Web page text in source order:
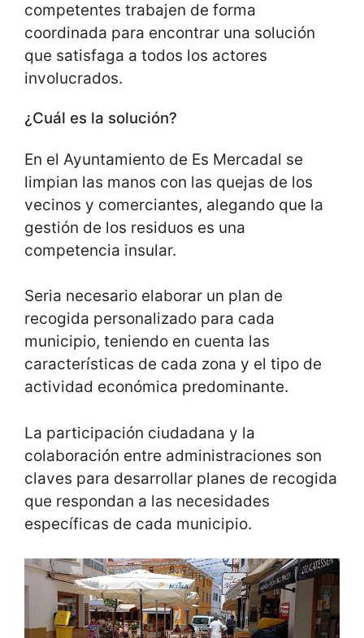
competentes trabajen de forma
coordinada para encontrar una solución
que satisfaga a todos los actores
involucrados.
¿Cuál es la solución?
En el Ayuntamiento de Es Mercadal se
limpian las manos con las quejas de los
vecinos y comerciantes, alegando que la
gestión de los residuos es una
competencia insular.
Seria necesario elaborar un plan de
recogida personalizado para cada
municipio, teniendo en cuenta las
características de cada zona y el tipo de
actividad económica predominante.
La participación ciudadana y la
colaboración entre administraciones son
claves para desarrollar planes de recogida
que respondan a las necesidades
específicas de cada municipio.